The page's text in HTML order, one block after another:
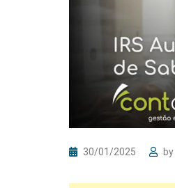
30/01/2025 by